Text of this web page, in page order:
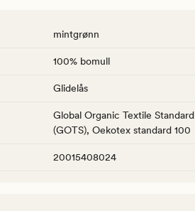
mintgrønn
100% bomull
Glidelås
Global Organic Textile Standard
(GOTS), Oekotex standard 100
20015408024